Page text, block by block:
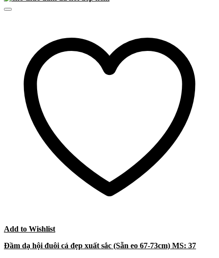
Add to Wishlist
Đầm dạ hội đuôi cá đẹp xuất sắc (Sẵn eo 67-73cm) MS: 37